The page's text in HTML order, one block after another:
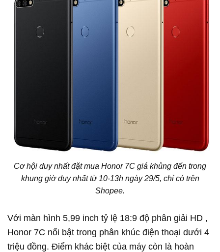
Cơ hội duy nhất đặt mua Honor 7C giá khủng đến trong
khung giờ duy nhất từ 10-13h ngày 29/5, chỉ có trên
Shopee.
Với màn hình 5,99 inch tỷ lệ 18:9 độ phân giải HD ,
Honor 7C nổi bật trong phân khúc điện thoại dưới 4
triệu đồng. Điểm khác biệt của máy còn là hoàn